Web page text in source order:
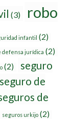
(3) robo
infantil (2)
defensa jurídica (2)
(2)
seguro
seguro de
de
seguros urkijo(2)